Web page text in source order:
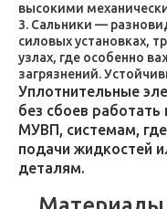
высокими
Сальники —
силовых установках,
узлах, где особенно
загрязнений.
Уплотнительные
без сбоев
МУВП, системам,
подачи жидкостей
деталям.